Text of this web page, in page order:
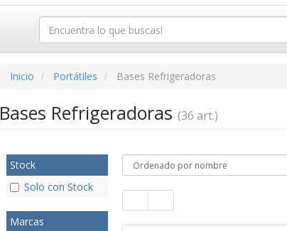
Inicio Portátiles Bases Refrigeradoras
Bases Refrigeradoras (36 art.)
Stock
Solo con Stock
Marcas